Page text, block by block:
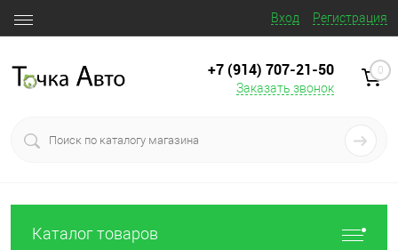
Вход Регистрация
+7 (914) 707‒21‒50
Заказать звонок
0
Каталог товаров